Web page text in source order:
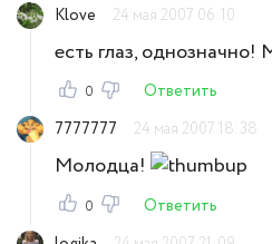
Klove
24 мая 2007 06:10
есть глаз,
0
Ответить
7777777
24 мая 2007 18:38
Молодца!
0
Ответить